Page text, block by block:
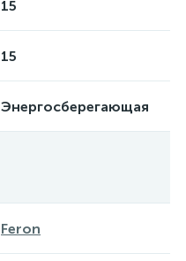
15
15
Энергосберегающая
Feron